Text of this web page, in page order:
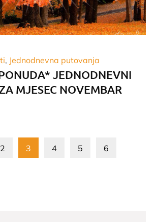
Jednodnevna putovanja
JEDNODNEVNI
MJESEC NOVEMBAR
2 3 4 5 6